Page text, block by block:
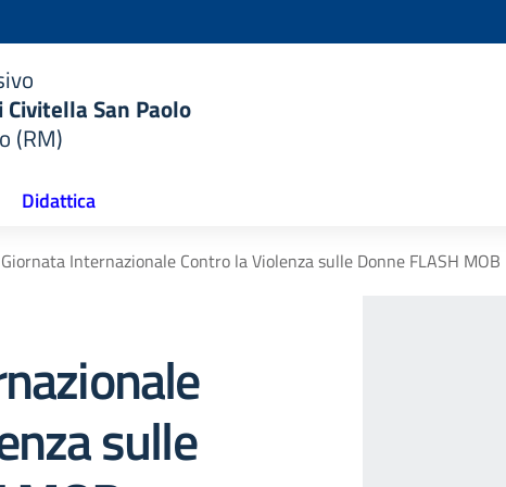
San Paolo
(RM)
Didattica
Giornata Internazionale Contro la Violenza sulle Donne FLASH MOB
sulle